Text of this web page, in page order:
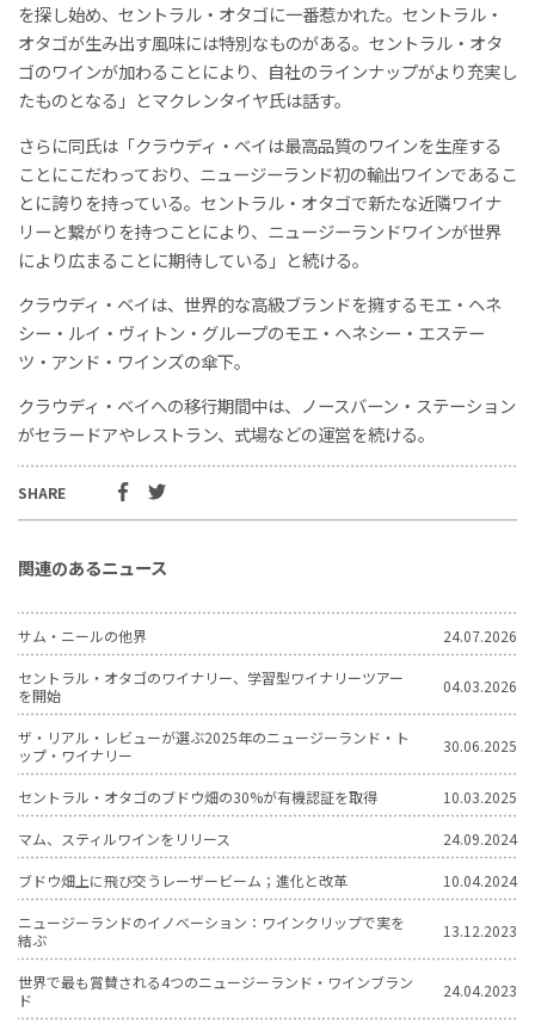
を探し始め、セントラル・オタゴに一番惹かれた。セントラル・
オタゴが生み出す風味には特別なものがある。セントラル・オタ
ゴのワインが加わることにより、自社のラインナップがより充実し
たものとなる」とマクレンタイヤ氏は話す。
さらに同氏は「クラウディ・ベイは最高品質のワインを生産する
ことにこだわっており、ニュージーランド初の輸出ワインであるこ
とに誇りを持っている。セントラル・オタゴで新たな近隣ワイナ
リーと繋がりを持つことにより、ニュージーランドワインが世界
により広まることに期待している」と続ける。
クラウディ・ベイは、世界的な高級ブランドを擁するモエ・ヘネ
シー・ルイ・ヴィトン・グループのモエ・ヘネシー・エステー
ツ・アンド・ワインズの傘下。
クラウディ・ベイへの移行期間中は、ノースバーン・ステーション
がセラードアやレストラン、式場などの運営を続ける。
SHARE
関連のあるニュース
サム・ニールの他界 24.07.2026
セントラル・オタゴのワイナリー、学習型ワイナリーツアー
を開始
04.03.2026
ザ・リアル・レビューが選ぶ2025年のニュージーランド・ト
ップ・ワイナリー
30.06.2025
セントラル・オタゴのブドウ畑の30%が有機認証を取得 10.03.2025
マム、スティルワインをリリース 24.09.2024
ブドウ畑上に飛び交うレーザービーム；進化と改革 10.04.2024
ニュージーランドのイノベーション：ワインクリップで実を
結ぶ
13.12.2023
世界で最も賞賛される4つのニュージーランド・ワインブラン
ド
24.04.2023